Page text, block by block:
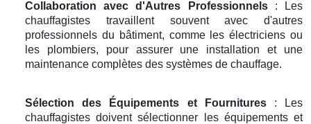
Collaboration avec d'Autres Professionnels: Les
chauffagistes travaillent souvent avec d'autres
professionnels du bâtiment, comme les électriciens ou
les plombiers, pour assurer une installation et une
maintenance complètes des systèmes de chauffage.
Sélection des Équipements et Fournitures: Les
chauffagistes doivent sélectionner les équipements et